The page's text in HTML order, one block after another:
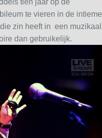
tien jaar op de
te vieren in de intieme
zin heeft in een muzikaal
dan gebruikelijk.